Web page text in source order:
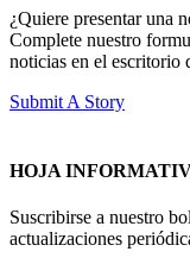
¿Quiere presentar una
Complete nuestro
noticias en el escritorio
Submit A Story
HOJA
Suscribirse a nuestro
actualizaciones